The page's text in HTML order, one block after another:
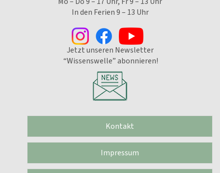
In den Ferien 9 – 13 Uhr
Jetzt unseren Newsletter
“Wissenswelle” abonnieren!
Kontakt
Impressum